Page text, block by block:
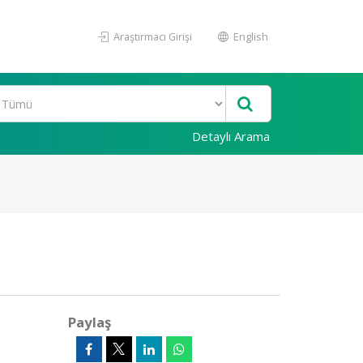
Araştırmacı Girişi English
Detaylı Arama
Paylaş